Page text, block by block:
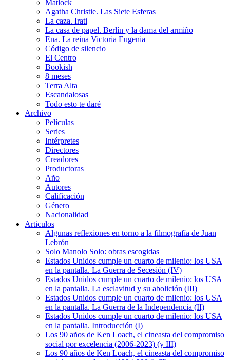
Matlock
Agatha Christie. Las Siete Esferas
La caza. Irati
La casa de papel. Berlín y la dama del armiño
Ena. La reina Victoria Eugenia
Código de silencio
El Centro
Bookish
8 meses
Terra Alta
Escandalosas
Todo esto te daré
Archivo
Películas
Series
Intérpretes
Directores
Creadores
Productoras
Año
Autores
Calificación
Género
Nacionalidad
Articulos
Algunas reflexiones en torno a la filmografía de Juan
Lebrón
Solo Manolo Solo: obras escogidas
Estados Unidos cumple un cuarto de milenio: los USA
en la pantalla. La Guerra de Secesión (IV)
Estados Unidos cumple un cuarto de milenio: los USA
en la pantalla. La esclavitud y su abolición (III)
Estados Unidos cumple un cuarto de milenio: los USA
en la pantalla. La Guerra de la Independencia (II)
Estados Unidos cumple un cuarto de milenio: los USA
en la pantalla. Introducción (I)
Los 90 años de Ken Loach, el cineasta del compromiso
social por excelencia (2006-2023) (y III)
Los 90 años de Ken Loach, el cineasta del compromiso